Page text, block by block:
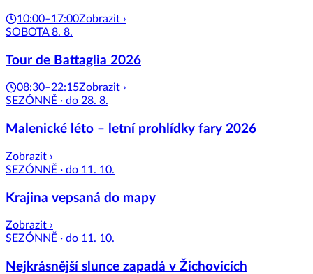
10:00–17:00Zobrazit ›
SOBOTA 8. 8.
Tour de Battaglia 2026
08:30–22:15Zobrazit ›
SEZÓNNĚ · do 28. 8.
Malenické léto – letní prohlídky fary 2026
Zobrazit ›
SEZÓNNĚ · do 11. 10.
Krajina vepsaná do mapy
Zobrazit ›
SEZÓNNĚ · do 11. 10.
Nejkrásnější slunce zapadá v Žichovicích